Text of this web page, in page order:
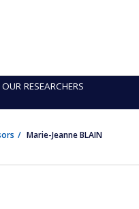
OUR RESEARCHERS
Marie-Jeanne BLAIN